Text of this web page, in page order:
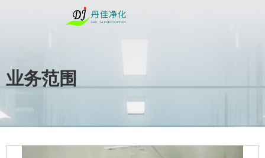
业务范围